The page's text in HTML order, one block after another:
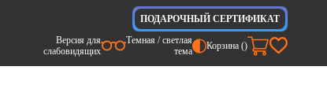
ПОДАРОЧНЫЙ СЕРТИФИКАТ
Версия для
слабовидящих
Темная / светлая
тема
Корзина ()